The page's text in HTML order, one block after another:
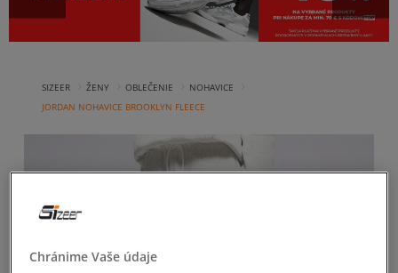
SIZEER ŽENY OBLEČENIE NOHAVICE
JORDAN NOHAVICE BROOKLYN FLEECE
Chránime Vaše údaje